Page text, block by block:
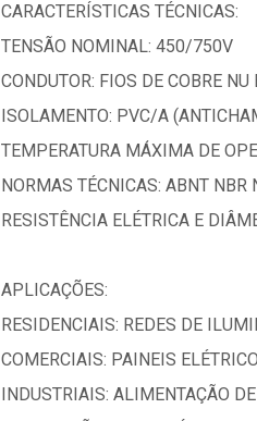
CARACTERÍSTICAS TÉCNICAS:
TENSÃO NOMINAL: 450/750V
CONDUTOR: FIOS DE COBRE
ISOLAMENTO: PVC/A
TEMPERATURA MÁXIMA DE
NORMAS TÉCNICAS: ABNT
RESISTÊNCIA ELÉTRICA E
APLICAÇÕES:
RESIDENCIAIS: REDES DE
COMERCIAIS: PAINEIS
INDUSTRIAIS: ALIMENTAÇÃO